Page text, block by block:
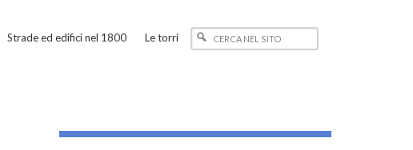
Strade ed edifici nel 1800 Le torri